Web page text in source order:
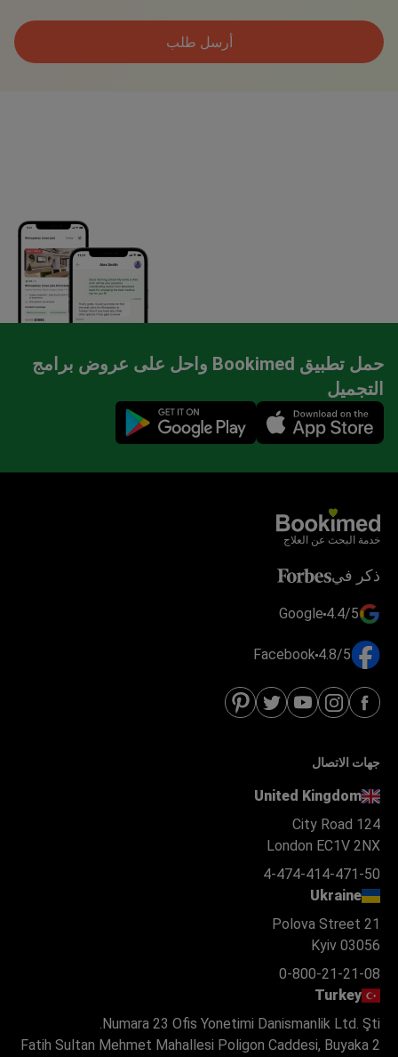
أرسل طلب
حمل تطبيق Bookimed واحل على عروض برامج
التجميل
Mobile app illustration
خدمة البحث عن العلاج
ذكر في
4.4/5
Google
4.8/5
Facebook
جهات الاتصال
United Kingdom
124 City Road
London EC1V 2NX
4-474-414-471-50
Ukraine
Polova Street 21
Kyiv 03056
0-800-21-21-08
Turkey
Numara 23 Ofis Yonetimi Danismanlik Ltd. Şti.
Fatih Sultan Mehmet Mahallesi Poligon Caddesi, Buyaka 2